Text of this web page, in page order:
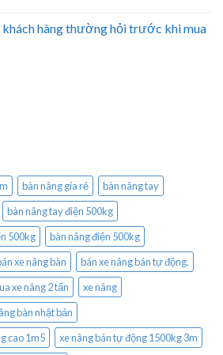
khách hàng thường hỏi trước khi mua
bàn nâng gía rẻ
bàn nâng tay
bàn nâng tay điện 500kg
500kg
bàn nâng điện 500kg
xe nâng bàn
bán xe nâng bán tự động.
xe nâng 2 tấn
xe nâng
bàn nhật bản
cao 1m5
xe nâng bán tự động 1500kg 3m